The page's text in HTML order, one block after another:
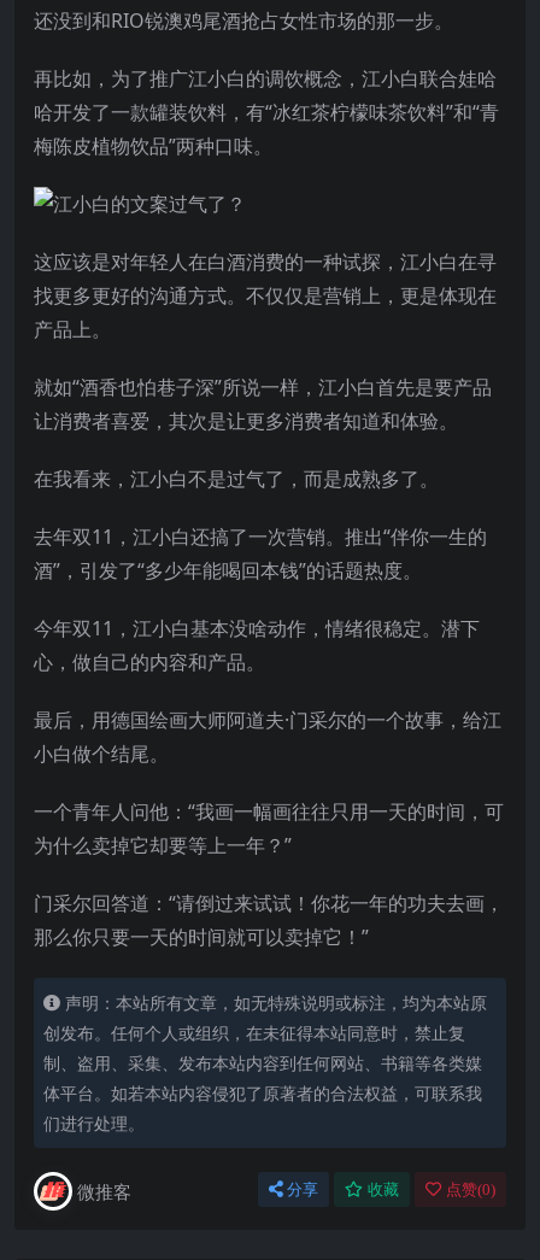
还没到和RIO锐澳鸡尾酒抢占女性市场的那一步。
再比如，为了推广江小白的调饮概念，江小白联合娃哈
哈开发了一款罐装饮料，有“冰红茶柠檬味茶饮料”和“青
梅陈皮植物饮品”两种口味。
这应该是对年轻人在白酒消费的一种试探，江小白在寻
找更多更好的沟通方式。不仅仅是营销上，更是体现在
产品上。
就如“酒香也怕巷子深”所说一样，江小白首先是要产品
让消费者喜爱，其次是让更多消费者知道和体验。
在我看来，江小白不是过气了，而是成熟多了。
去年双11，江小白还搞了一次营销。推出“伴你一生的
酒”，引发了“多少年能喝回本钱”的话题热度。
今年双11，江小白基本没啥动作，情绪很稳定。潜下
心，做自己的内容和产品。
最后，用德国绘画大师阿道夫·门采尔的一个故事，给江
小白做个结尾。
一个青年人问他：“我画一幅画往往只用一天的时间，可
为什么卖掉它却要等上一年？”
门采尔回答道：“请倒过来试试！你花一年的功夫去画，
那么你只要一天的时间就可以卖掉它！”
声明：本站所有文章，如无特殊说明或标注，均为本站原
创发布。任何个人或组织，在未征得本站同意时，禁止复
制、盗用、采集、发布本站内容到任何网站、书籍等各类媒
体平台。如若本站内容侵犯了原著者的合法权益，可联系我
们进行处理。
微推客 分享 收藏 点赞(0)